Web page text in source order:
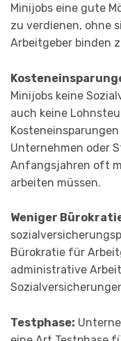
Minijobs eine gute
zu verdienen, ohne
Arbeitgeber binden
Minijobs keine
auch keine
Unternehmen oder
Anfangsjahren oft
arbeiten müssen.
Weniger
Bürokratie für
administrative
Testphase: